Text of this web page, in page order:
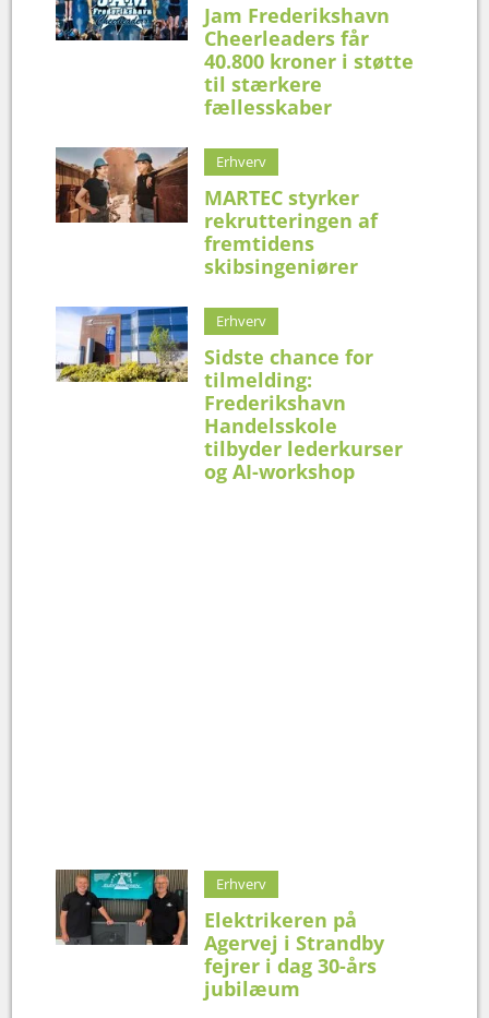
Jam Frederikshavn
Cheerleaders får
40.800 kroner i støtte
til stærkere
fællesskaber
Erhverv
MARTEC styrker
rekrutteringen af
fremtidens
skibsingeniører
Erhverv
Sidste chance for
tilmelding:
Frederikshavn
Handelsskole
tilbyder lederkurser
og AI-workshop
Erhverv
Elektrikeren på
Agervej i Strandby
fejrer i dag 30-års
jubilæum